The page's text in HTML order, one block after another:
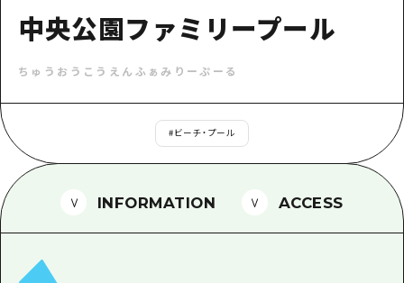
定番
山口県東部
弾丸
日帰り
2泊3日
愛媛県
島根県
お得な周遊チケット
HIROSHIMA FREE Wi-Fi
観光案内所
広島県を訪れる外国人旅行者向け情報一
ボランティアガイド
事業者・学校関係者の皆さま
中央公園ファミリープール
ちゅうおうこうえんふぁみりーぷーる
#ビーチ・プール
INFORMATION ACCESS